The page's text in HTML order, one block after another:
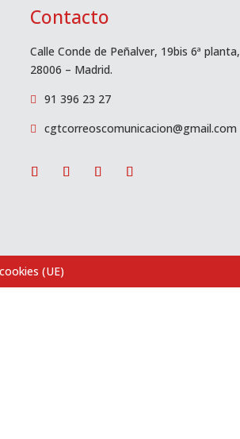
Contacto
Calle Conde de Peñalver, 19bis 6ª planta,
28006 – Madrid.
 91 396 23 27
 cgtcorreoscomunicacion@gmail.com
(UE)